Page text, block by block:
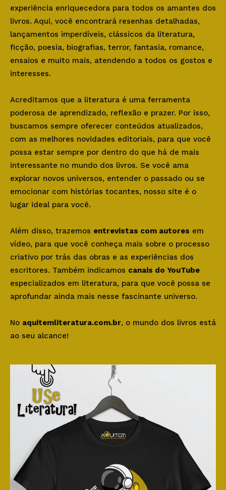
experiência enriquecedora para todos os amantes dos
livros. Aqui, você encontrará resenhas detalhadas,
lançamentos imperdíveis, clássicos da literatura,
ficção, poesia, biografias, terror, fantasia, romance,
ensaios e muito mais, atendendo a todos os gostos e
interesses.
Acreditamos que a literatura é uma ferramenta
poderosa de aprendizado, reflexão e prazer. Por isso,
buscamos sempre oferecer conteúdos atualizados,
com as melhores novidades editoriais, para que você
possa estar sempre por dentro do que há de mais
interessante no mundo dos livros. Se você ama
explorar novos universos, entender o passado ou se
emocionar com histórias tocantes, nosso site é o
lugar ideal para você.
Além disso, trazemos entrevistas com autores em
vídeo, para que você conheça mais sobre o processo
criativo por trás das obras e as experiências dos
escritores. Também indicamos canais do YouTube
especializados em literatura, para que você possa se
aprofundar ainda mais nesse fascinante universo.
No aquitemliteratura.com.br, o mundo dos livros está
ao seu alcance!